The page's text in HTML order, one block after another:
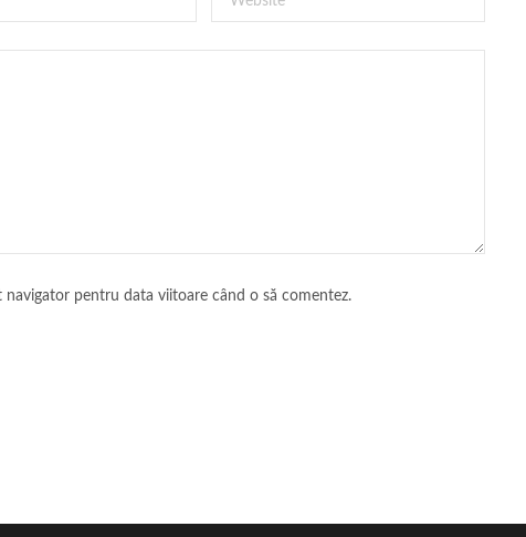
navigator pentru data viitoare când o să comentez.